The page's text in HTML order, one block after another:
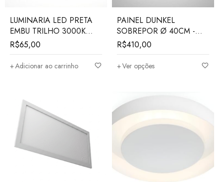
LUMINARIA LED PRETA
EMBU TRILHO 3000K
10W 23 CM
R$65,00
Adicionar ao carrinho
PAINEL DUNKEL
SOBREPOR Ø 40CM -
28W - Branco - BIVOLT -
IP20
R$410,00
Ver opções